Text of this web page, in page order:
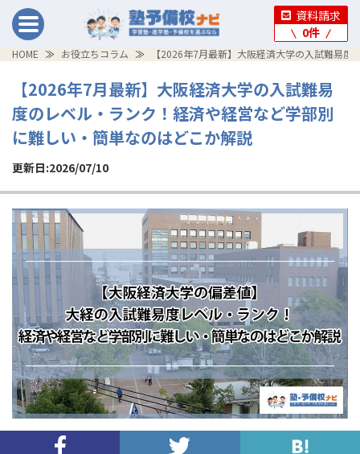
資料請求
0件
HOME お役立ちコラム 【2026年7月最新】大阪経済大学の入試難易
【2026年7月最新】大阪経済大学の入試難易
度のレベル・ランク！経済や経営など学部別
に難しい・簡単なのはどこか解説
更新日:2026/07/10